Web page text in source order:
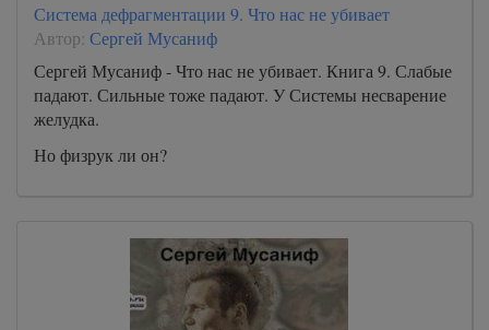
Система дефрагментации 9. Что нас не убивает
Автор: Сергей Мусаниф
Сергей Мусаниф - Что нас не убивает. Книга 9. Слабые
падают. Сильные тоже падают. У Системы несварение
желудка.
Но физрук ли он?